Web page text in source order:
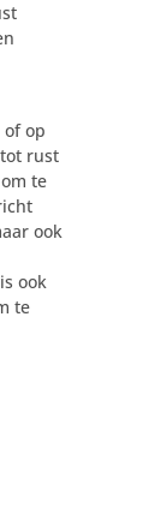
op
rust
te
ook
ook
te